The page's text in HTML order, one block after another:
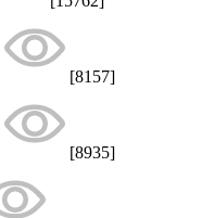
[8157]
[8935]